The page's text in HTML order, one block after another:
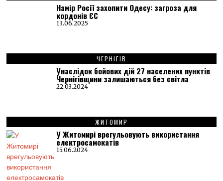
Намір Росії захопити Одесу: загроза для
кордонів ЄС
13.06.2025
ЧЕРНІГІВ
Унаслідок бойових дій 27 населених пунктів
Чернігівщини залишаються без світла
22.03.2024
ЖИТОМИР
У Житомирі врегульовують використання
електросамокатів
15.06.2024